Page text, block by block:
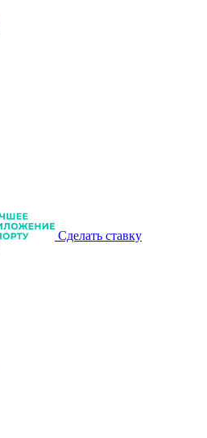
Сделать ставку